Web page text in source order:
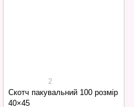
2
Скотч пакувальний 100 розмір
40×45